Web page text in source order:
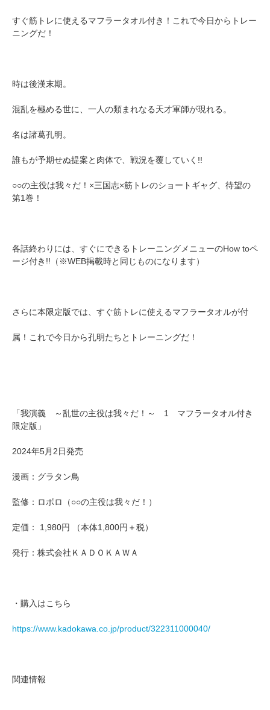
すぐ筋トレに使えるマフラータオル付き！これで今日からトレー
ニングだ！
時は後漢末期。
混乱を極める世に、一人の類まれなる天才軍師が現れる。
名は諸葛孔明。
誰もが予期せぬ提案と肉体で、戦況を覆していく!!
○○の主役は我々だ！×三国志×筋トレのショートギャグ、待望の
第1巻！
各話終わりには、すぐにできるトレーニングメニューのHow toペ
ージ付き!!（※WEB掲載時と同じものになります）
さらに本限定版では、すぐ筋トレに使えるマフラータオルが付
属！これで今日から孔明たちとトレーニングだ！
「我演義 ～乱世の主役は我々だ！～ 1 マフラータオル付き
限定版」
2024年5月2日発売
漫画：グラタン鳥
監修：ロボロ（○○の主役は我々だ！）
定価： 1,980円 （本体1,800円＋税）
発行：株式会社ＫＡＤＯＫＡＷＡ
・購入はこちら
https://www.kadokawa.co.jp/product/322311000040/
関連情報